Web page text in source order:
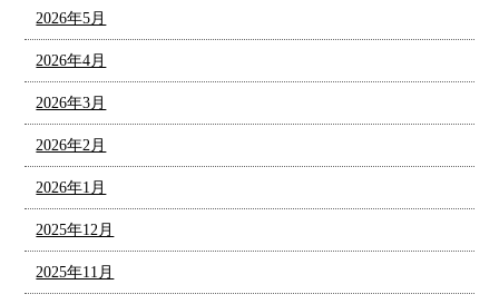
2026年5月
2026年4月
2026年3月
2026年2月
2026年1月
2025年12月
2025年11月